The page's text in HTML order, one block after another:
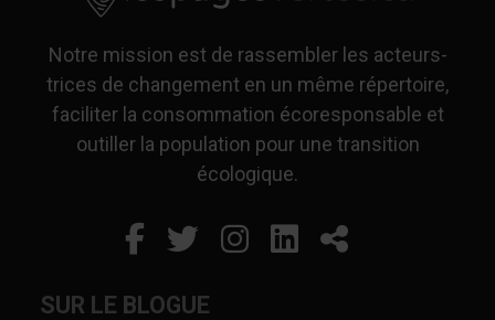
Notre mission est de rassembler les acteurs-
trices de changement en un même répertoire,
faciliter la consommation écoresponsable et
outiller la population pour une transition
écologique.
Facebook
Ce lien s'ouvrira dans
Twitter
Ce lien s'ouvrira
Instagram
Ce lien s'ouvrira
LinkedIn
Ce lien
Partager
SUR LE BLOGUE